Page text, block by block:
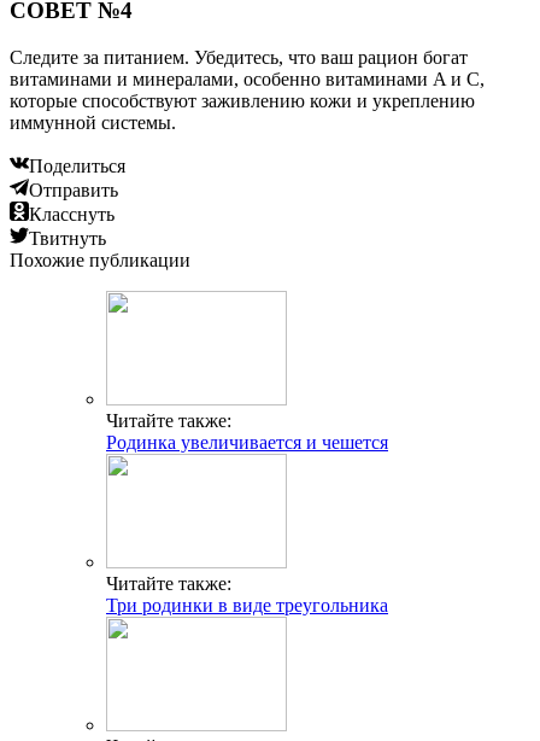
СОВЕТ №4
Следите за питанием. Убедитесь, что ваш рацион богат
витаминами и минералами, особенно витаминами A и C,
которые способствуют заживлению кожи и укреплению
иммунной системы.
Поделиться
Отправить
Класснуть
Твитнуть
Похожие публикации
Читайте также:
Родинка увеличивается и чешется
Читайте также:
Три родинки в виде треугольника